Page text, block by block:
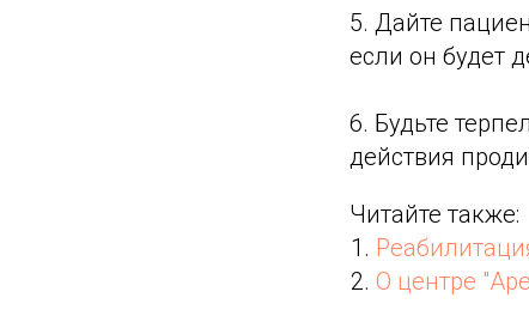
5. Дайте
если он будет
6. Будьте
действия
Читайте также:
О центре